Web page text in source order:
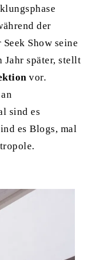
der
Show seine
Jahr später, stellt
vor.
sind es
es Blogs, mal